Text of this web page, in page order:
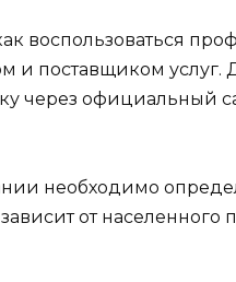
воспользоваться
и поставщиком услуг.
через официальный
необходимо
от населенного